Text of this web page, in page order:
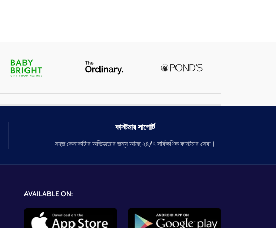
কাস্টমার সাপোর্ট
সহজ কেনাকাটার অভিজ্ঞতার জন্য আছে ২৪/৭ সার্বক্ষণিক কাস্টমার সেবা।
AVAILABLE ON: